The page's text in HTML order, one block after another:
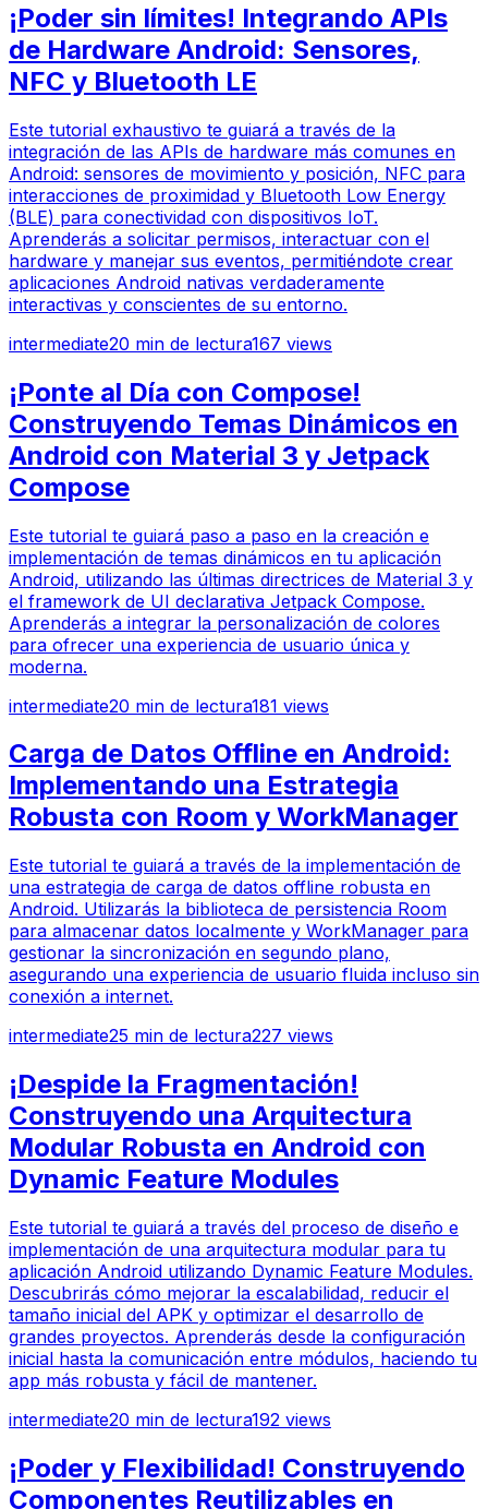
¡Poder sin límites! Integrando APIs
de Hardware Android: Sensores,
NFC y Bluetooth LE
Este tutorial exhaustivo te guiará a través de la
integración de las APIs de hardware más comunes en
Android: sensores de movimiento y posición, NFC para
interacciones de proximidad y Bluetooth Low Energy
(BLE) para conectividad con dispositivos IoT.
Aprenderás a solicitar permisos, interactuar con el
hardware y manejar sus eventos, permitiéndote crear
aplicaciones Android nativas verdaderamente
interactivas y conscientes de su entorno.
intermediate20 min de lectura167 views
¡Ponte al Día con Compose!
Construyendo Temas Dinámicos en
Android con Material 3 y Jetpack
Compose
Este tutorial te guiará paso a paso en la creación e
implementación de temas dinámicos en tu aplicación
Android, utilizando las últimas directrices de Material 3 y
el framework de UI declarativa Jetpack Compose.
Aprenderás a integrar la personalización de colores
para ofrecer una experiencia de usuario única y
moderna.
intermediate20 min de lectura181 views
Carga de Datos Offline en Android:
Implementando una Estrategia
Robusta con Room y WorkManager
Este tutorial te guiará a través de la implementación de
una estrategia de carga de datos offline robusta en
Android. Utilizarás la biblioteca de persistencia Room
para almacenar datos localmente y WorkManager para
gestionar la sincronización en segundo plano,
asegurando una experiencia de usuario fluida incluso sin
conexión a internet.
intermediate25 min de lectura227 views
¡Despide la Fragmentación!
Construyendo una Arquitectura
Modular Robusta en Android con
Dynamic Feature Modules
Este tutorial te guiará a través del proceso de diseño e
implementación de una arquitectura modular para tu
aplicación Android utilizando Dynamic Feature Modules.
Descubrirás cómo mejorar la escalabilidad, reducir el
tamaño inicial del APK y optimizar el desarrollo de
grandes proyectos. Aprenderás desde la configuración
inicial hasta la comunicación entre módulos, haciendo tu
app más robusta y fácil de mantener.
intermediate20 min de lectura192 views
¡Poder y Flexibilidad! Construyendo
Componentes Reutilizables en